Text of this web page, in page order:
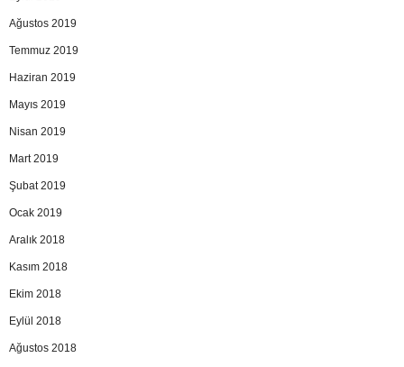
Ağustos 2019
Temmuz 2019
Haziran 2019
Mayıs 2019
Nisan 2019
Mart 2019
Şubat 2019
Ocak 2019
Aralık 2018
Kasım 2018
Ekim 2018
Eylül 2018
Ağustos 2018